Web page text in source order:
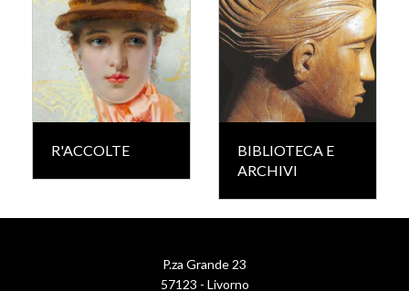
R'ACCOLTE
BIBLIOTECA E
ARCHIVI
P.za Grande 23
57123 - Livorno